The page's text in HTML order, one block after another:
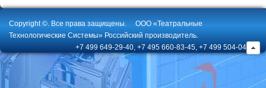
Copyright ©. Все права защищены.
ООО «Театральные
Технологические Системы» Российский производитель.
+7 499 649-29-40, +7 495 660-83-45, +7 499 504-04-02